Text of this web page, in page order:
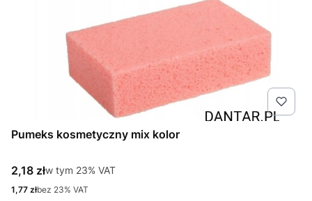
Pumeks kosmetyczny mix kolor
Cena brutto
2,18 złw tym %s VAT
w tym 23% VAT
Cena netto
1,77 złbez 23% VAT